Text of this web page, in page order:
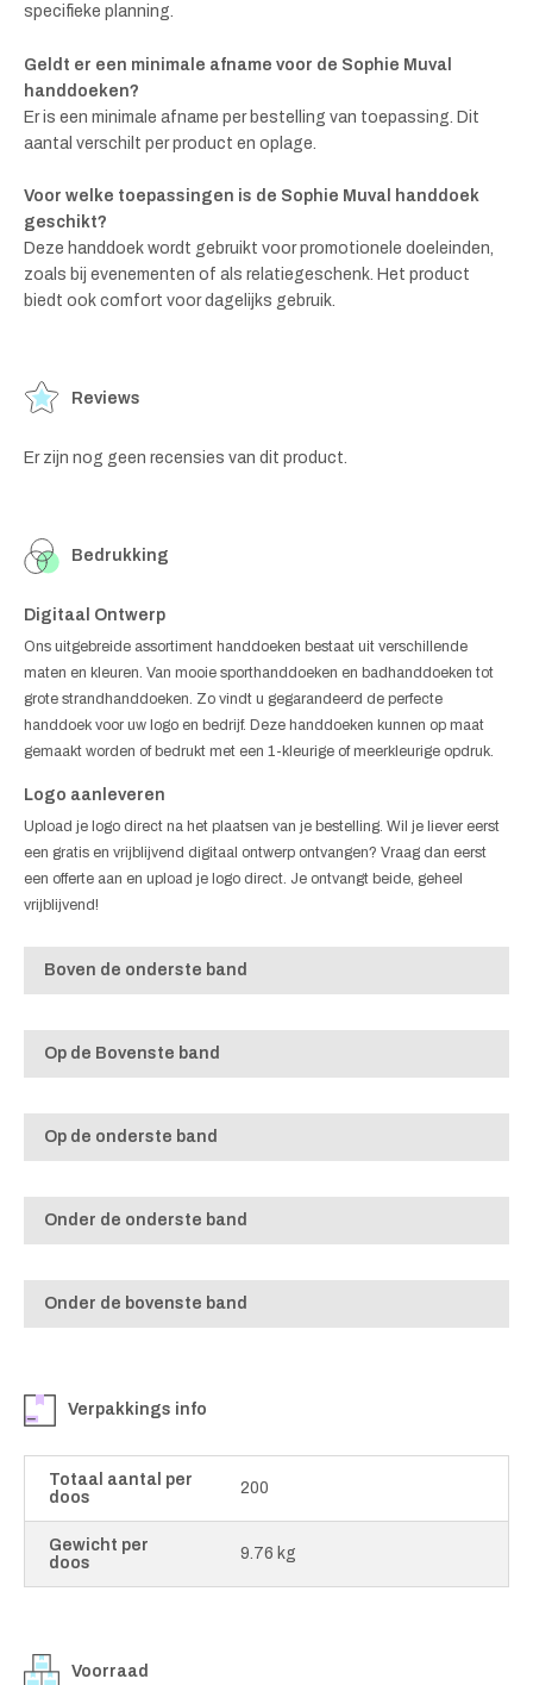
specifieke planning.
Geldt er een minimale afname voor de Sophie Muval
handdoeken?
Er is een minimale afname per bestelling van toepassing. Dit
aantal verschilt per product en oplage.
Voor welke toepassingen is de Sophie Muval handdoek
geschikt?
Deze handdoek wordt gebruikt voor promotionele doeleinden,
zoals bij evenementen of als relatiegeschenk. Het product
biedt ook comfort voor dagelijks gebruik.
Reviews
Er zijn nog geen recensies van dit product.
Bedrukking
Digitaal Ontwerp
Ons uitgebreide assortiment handdoeken bestaat uit verschillende
maten en kleuren. Van mooie sporthanddoeken en badhanddoeken tot
grote strandhanddoeken. Zo vindt u gegarandeerd de perfecte
handdoek voor uw logo en bedrijf. Deze handdoeken kunnen op maat
gemaakt worden of bedrukt met een 1-kleurige of meerkleurige opdruk.
Logo aanleveren
Upload je logo direct na het plaatsen van je bestelling. Wil je liever eerst
een gratis en vrijblijvend digitaal ontwerp ontvangen? Vraag dan eerst
een offerte aan en upload je logo direct. Je ontvangt beide, geheel
vrijblijvend!
Boven de onderste band
Op de Bovenste band
Op de onderste band
Onder de onderste band
Onder de bovenste band
Verpakkings info
Totaal aantal per
doos
200
Gewicht per
doos
9.76 kg
Voorraad